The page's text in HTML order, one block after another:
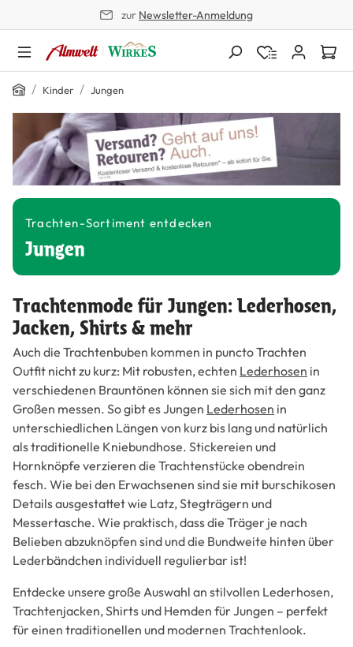
zur Newsletter-Anmeldung
Home
/ Kinder / Jungen
Trachten-Sortiment entdecken
Jungen
Trachtenmode für Jungen: Lederhosen,
Jacken, Shirts & mehr
Auch die Trachtenbuben kommen in puncto Trachten
Outfit nicht zu kurz: Mit robusten, echten Lederhosen in
verschiedenen Brauntönen können sie sich mit den ganz
Großen messen. So gibt es Jungen Lederhosen in
unterschiedlichen Längen von kurz bis lang und natürlich
als traditionelle Kniebundhose. Stickereien und
Hornknöpfe verzieren die Trachtenstücke obendrein
fesch. Wie bei den Erwachsenen sind sie mit burschikosen
Details ausgestattet wie Latz, Stegträgern und
Messertasche. Wie praktisch, dass die Träger je nach
Belieben abzuknöpfen sind und die Bundweite hinten über
Lederbändchen individuell regulierbar ist!
Entdecke unsere große Auswahl an stilvollen Lederhosen,
Trachtenjacken, Shirts und Hemden für Jungen – perfekt
für einen traditionellen und modernen Trachtenlook.